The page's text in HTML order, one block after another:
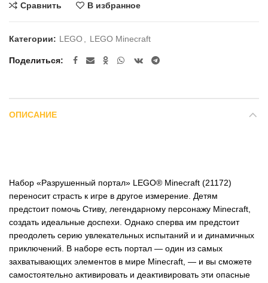
Сравнить В избранное
Категории: LEGO, LEGO Minecraft
Поделиться
ОПИСАНИЕ
Набор «Разрушенный портал» LEGO® Minecraft (21172)
переносит страсть к игре в другое измерение. Детям
предстоит помочь Стиву, легендарному персонажу Minecraft,
создать идеальные доспехи. Однако сперва им предстоит
преодолеть серию увлекательных испытаний и и динамичных
приключений. В наборе есть портал — один из самых
захватывающих элементов в мире Minecraft, — и вы сможете
самостоятельно активировать и деактивировать эти опасные